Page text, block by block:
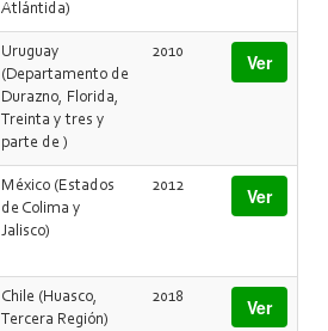
Atlántida)
Uruguay
(Departamento de
Durazno, Florida,
Treinta y tres y
parte de )
2010 Ver
México (Estados
de Colima y
Jalisco)
2012 Ver
Chile (Huasco,
Tercera Región)
2018 Ver